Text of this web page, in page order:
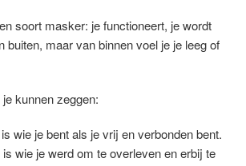
soort masker: je functioneert, je wordt
buiten, maar van binnen voel je je leeg of
kunnen zeggen:
is wie je bent als je vrij en verbonden bent.
is wie je werd om te overleven en erbij te